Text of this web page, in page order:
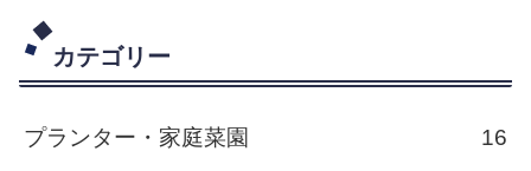
カテゴリー
プランター・家庭菜園 16